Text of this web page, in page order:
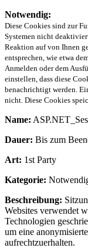
Notwendig:
Diese Cookies sind zur
Systemen nicht
Reaktion auf von Ihnen
entsprechen, wie etwa
Anmelden oder dem
einstellen, dass diese
benachrichtigt werden.
nicht. Diese Cookies
Name:
Dauer: Bis zum
Art: 1st Party
Kategorie:
Beschreibung:
Websites verwendet
Technologien
um eine
aufrechtzuerhalten.